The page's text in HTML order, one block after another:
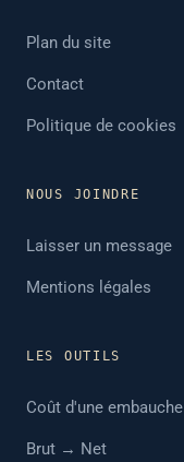
Plan du site
Contact
Politique de cookies
NOUS JOINDRE
Laisser un message
Mentions légales
LES OUTILS
Coût d'une embauche
Brut → Net